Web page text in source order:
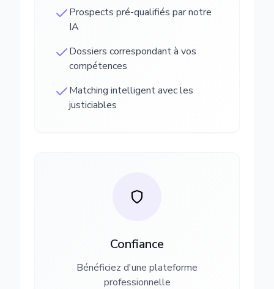
Prospects pré-qualifiés par notre
IA
Dossiers correspondant à vos
compétences
Matching intelligent avec les
justiciables
Confiance
Bénéficiez d'une plateforme
professionnelle